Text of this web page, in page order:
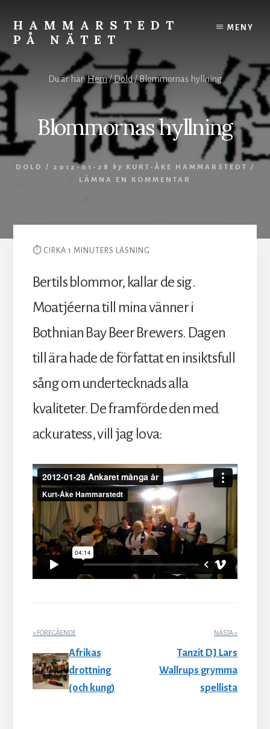
content
HAMMARSTEDT
PÅ NÄTET
övervinner
kyla.
Vila
och
ro
MENY
Du är här:Hem/Dold/Blommornas hyllning
Blommornas hyllning
DOLD / 2012-01-28 by KURT-ÅKE HAMMARSTEDT
/
LÄMNA EN KOMMENTAR
⏱ CIRKA 1 MINUTERS LÄSNING
Bertils blommor, kallar de sig.
Moatjéerna till mina vänner i
Bothnian Bay Beer Brewers. Dagen
till ära hade de författat en insiktsfull
sång om undertecknads alla
kvaliteter. De framförde den med
ackuratess, vill jag lova:
« FÖREGÅENDE
Afrikas
drottning
(och kung)
NÄSTA »
Tanzit DJ Lars
Wallrups grymma
spellista